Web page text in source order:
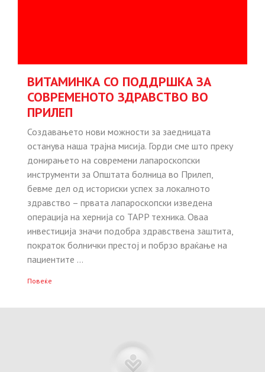
ВИТАМИНКА СО ПОДДРШКА ЗА
СОВРЕМЕНОТО ЗДРАВСТВО ВО
ПРИЛЕП
Создавањето нови можности за заедницата
останува наша трајна мисија. Горди сме што преку
донирањето на современи лапароскопски
инструменти за Општата болница во Прилеп,
бевме дел од историски успех за локалното
здравство – првата лапароскопски изведена
операција на хернија со TAPP техника. Оваа
инвестиција значи подобра здравствена заштита,
пократок болнички престој и побрзо враќање на
пациентите …
Повеќе